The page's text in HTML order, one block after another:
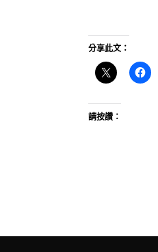
分享此文：
請按讚：